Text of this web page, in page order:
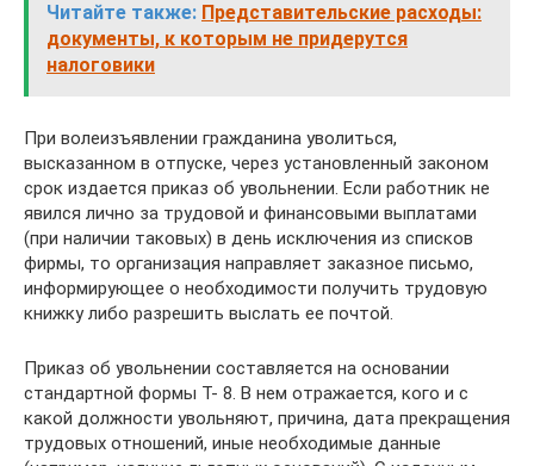
Читайте также: Представительские расходы:
документы, к которым не придерутся
налоговики
При волеизъявлении гражданина уволиться,
высказанном в отпуске, через установленный законом
срок издается приказ об увольнении. Если работник не
явился лично за трудовой и финансовыми выплатами
(при наличии таковых) в день исключения из списков
фирмы, то организация направляет заказное письмо,
информирующее о необходимости получить трудовую
книжку либо разрешить выслать ее почтой.
Приказ об увольнении составляется на основании
стандартной формы Т- 8. В нем отражается, кого и с
какой должности увольняют, причина, дата прекращения
трудовых отношений, иные необходимые данные